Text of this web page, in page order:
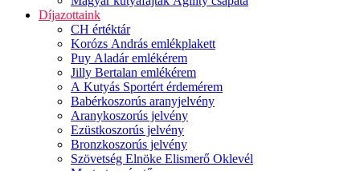
Díjazottaink
CH értéktár
Korózs András emlékplakett
Puy Aladár emlékérem
Jilly Bertalan emlékérem
A Kutyás Sportért érdemérem
Babérkoszorús aranyjelvény
Aranykoszorús jelvény
Ezüstkoszorús jelvény
Bronzkoszorús jelvény
Szövetség Elnöke Elismerő Oklevél